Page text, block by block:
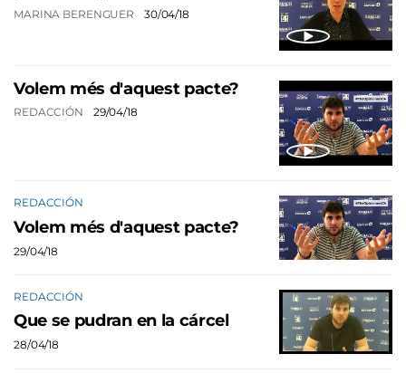
MARINA BERENGUER 30/04/18
Volem més d'aquest pacte?
REDACCIÓN 29/04/18
REDACCIÓN
Volem més d'aquest pacte?
29/04/18
REDACCIÓN
Que se pudran en la cárcel
28/04/18